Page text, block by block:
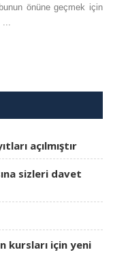
önüne geçmek için
...
açılmıştır
sizleri davet
kursları için yeni